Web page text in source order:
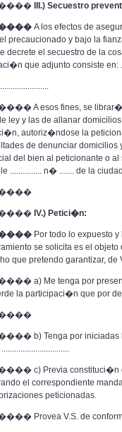
III.) Secuestro
A los efectos de
precaucionado y bajo la
decrete el secuestro de la
que adjunto consiste en:
esos fines, se librar� el
ley y las de allanar
autoriz�ndose la
de denunciar
del bien al peticionante o
............... n� ....... de la ciudad
IV.) Petici�n:
Por todo lo expuesto
se solicita es el
que pretendo garantizar, de
Me tenga por
la participaci�n que por
Tenga por iniciadas las
Previa constituci�n de la
el correspondiente
peticionadas.
Provea V.S. de